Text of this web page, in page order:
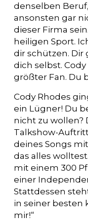
denselben
ansonsten gar
dieser Firma
heiligen Sport.
dir schützen. Dir
dich selbst. Cody
größter Fan. Du
Cody Rhodes
ein Lügner! Du
nicht zu wollen?
Talkshow-
deines Songs
das alles
mit einem 300
einer
Stattdessen
in seiner besten
mir!“